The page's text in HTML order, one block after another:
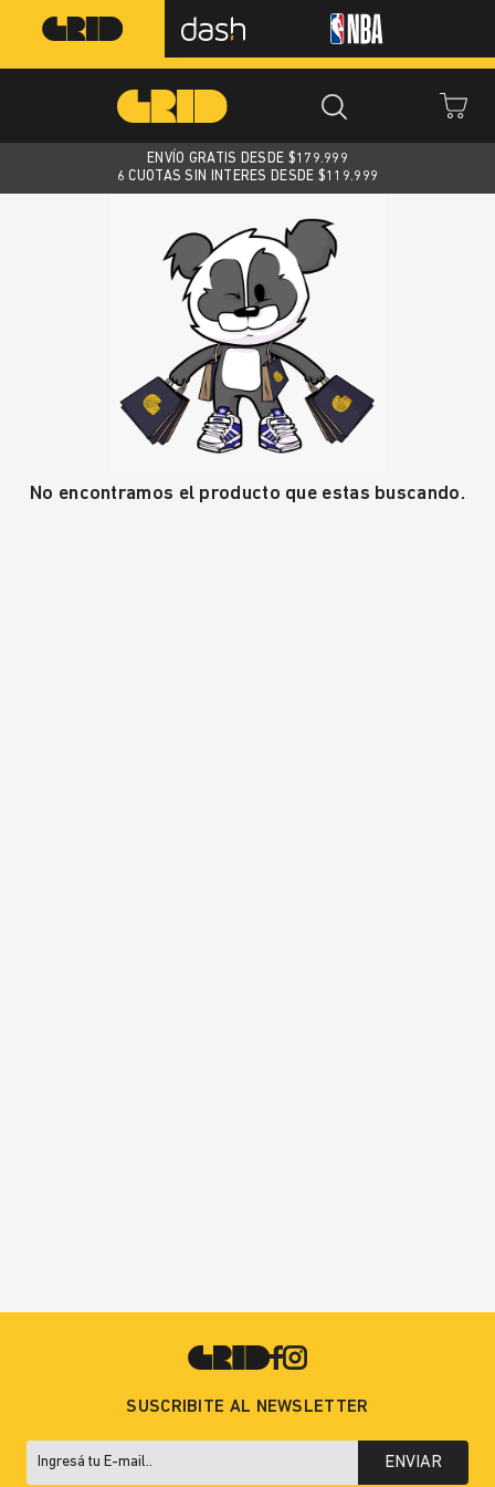
ENVÍO GRATIS DESDE $179.999
6 CUOTAS SIN INTERES DESDE $119.999
No encontramos el producto que estas buscando.
SUSCRIBITE AL NEWSLETTER
ENVIAR